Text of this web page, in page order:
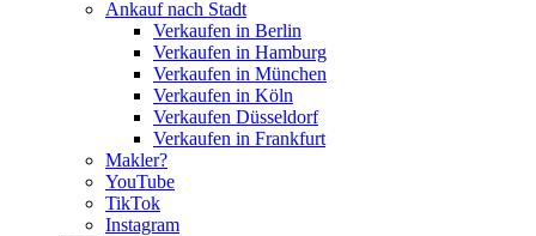
Ankauf nach Stadt
Verkaufen in Berlin
Verkaufen in Hamburg
Verkaufen in München
Verkaufen in Köln
Verkaufen Düsseldorf
Verkaufen in Frankfurt
Makler?
YouTube
TikTok
Instagram